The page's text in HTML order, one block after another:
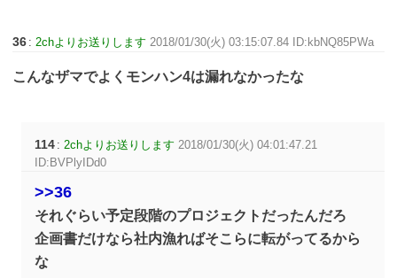
36 :2chよりお送りします 2018/01/30(火) 03:15:07.84 ID:kbNQ85PWa
こんなザマでよくモンハン4は漏れなかったな
114 :2chよりお送りします 2018/01/30(火) 04:01:47.21
ID:BVPlyIDd0
>>36
それぐらい予定段階のプロジェクトだったんだろ
企画書だけなら社内漁ればそこらに転がってるから
な